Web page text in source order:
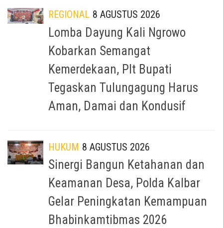
REGIONAL 8 AGUSTUS 2026
Lomba Dayung Kali Ngrowo
Kobarkan Semangat
Kemerdekaan, Plt Bupati
Tegaskan Tulungagung Harus
Aman, Damai dan Kondusif
HUKUM 8 AGUSTUS 2026
Sinergi Bangun Ketahanan dan
Keamanan Desa, Polda Kalbar
Gelar Peningkatan Kemampuan
Bhabinkamtibmas 2026